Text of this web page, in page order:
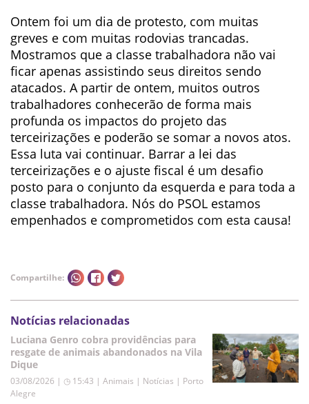
Ontem foi um dia de protesto, com muitas
greves e com muitas rodovias trancadas.
Mostramos que a classe trabalhadora não vai
ficar apenas assistindo seus direitos sendo
atacados. A partir de ontem, muitos outros
trabalhadores conhecerão de forma mais
profunda os impactos do projeto das
terceirizações e poderão se somar a novos atos.
Essa luta vai continuar. Barrar a lei das
terceirizações e o ajuste fiscal é um desafio
posto para o conjunto da esquerda e para toda a
classe trabalhadora. Nós do PSOL estamos
empenhados e comprometidos com esta causa!
Compartilhe:
Notícias relacionadas
Luciana Genro cobra providências para
resgate de animais abandonados na Vila
Dique
03/08/2026 | ◷ 15:43 | Animais | Notícias | Porto
Alegre